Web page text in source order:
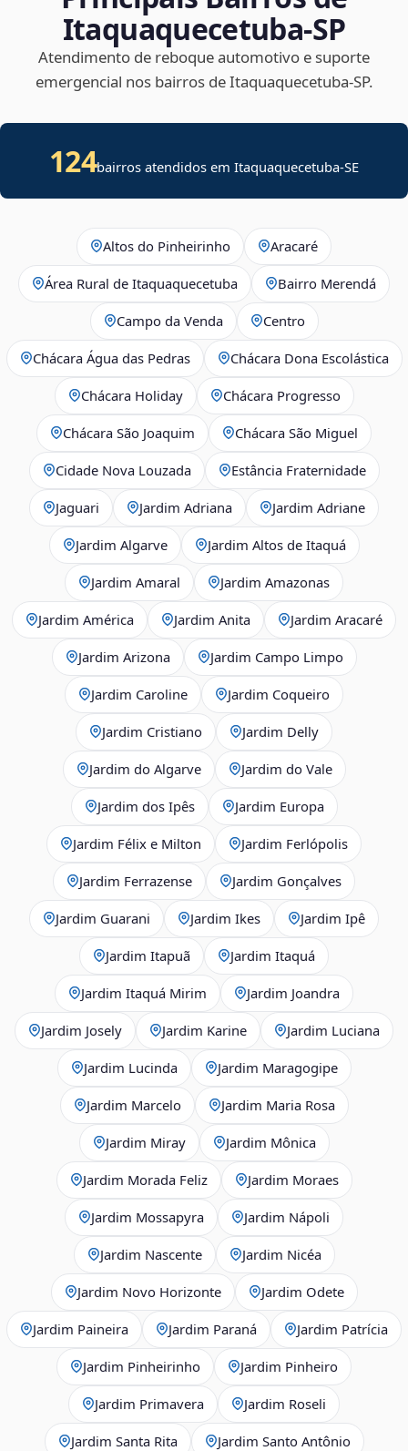
Itaquaquecetuba‑SP
Atendimento de reboque automotivo e suporte
emergencial nos bairros de Itaquaquecetuba‑SP.
124bairros atendidos emItaquaquecetuba-SE
Altos do Pinheirinho Aracaré
Área Rural de Itaquaquecetuba Bairro Merendá
Campo da Venda Centro
Chácara Água das Pedras Chácara Dona Escolástica
Chácara Holiday Chácara Progresso
Chácara São Joaquim Chácara São Miguel
Cidade Nova Louzada Estância Fraternidade
Jaguari Jardim Adriana Jardim Adriane
Jardim Algarve Jardim Altos de Itaquá
Jardim Amaral Jardim Amazonas
Jardim América Jardim Anita Jardim Aracaré
Jardim Arizona Jardim Campo Limpo
Jardim Caroline Jardim Coqueiro
Jardim Cristiano Jardim Delly
Jardim do Algarve Jardim do Vale
Jardim dos Ipês Jardim Europa
Jardim Félix e Milton Jardim Ferlópolis
Jardim Ferrazense Jardim Gonçalves
Jardim Guarani Jardim Ikes Jardim Ipê
Jardim Itapuã Jardim Itaquá
Jardim Itaquá Mirim Jardim Joandra
Jardim Josely Jardim Karine Jardim Luciana
Jardim Lucinda Jardim Maragogipe
Jardim Marcelo Jardim Maria Rosa
Jardim Miray Jardim Mônica
Jardim Morada Feliz Jardim Moraes
Jardim Mossapyra Jardim Nápoli
Jardim Nascente Jardim Nicéa
Jardim Novo Horizonte Jardim Odete
Jardim Paineira Jardim Paraná Jardim Patrícia
Jardim Pinheirinho Jardim Pinheiro
Jardim Primavera Jardim Roseli
Jardim Santa Rita Jardim Santo Antônio